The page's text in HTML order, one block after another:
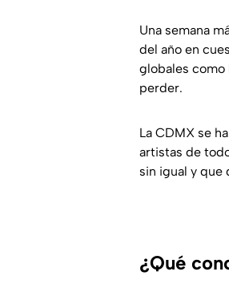
Una semana
del año en
globales como
perder.
La CDMX se
artistas de
sin igual y que
¿Qué